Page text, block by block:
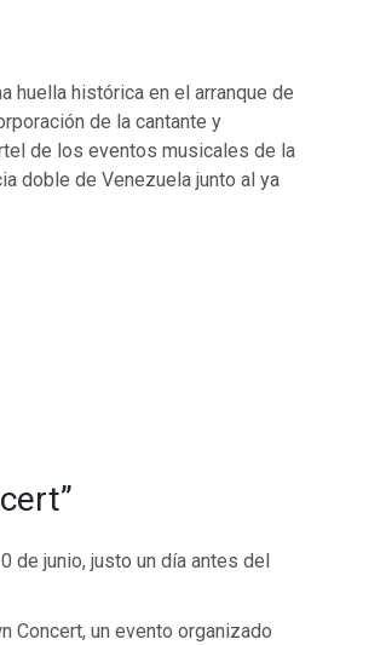
huella histórica en el arranque de
de la cantante y
de los eventos musicales de la
doble de Venezuela junto al ya
de junio, justo un día antes del
Concert, un evento organizado